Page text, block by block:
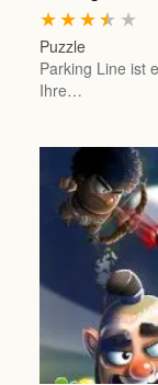
★
★
★
★
★
Puzzle
Parking Line ist
Ihre…